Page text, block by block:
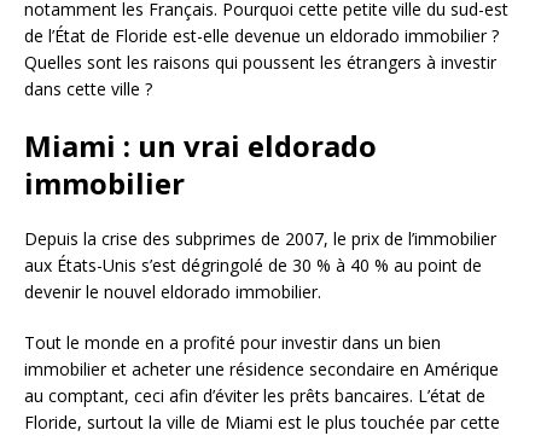
notamment les Français. Pourquoi cette petite ville du sud-est
de l’État de Floride est-elle devenue un eldorado immobilier ?
Quelles sont les raisons qui poussent les étrangers à investir
dans cette ville ?
Miami : un vrai eldorado
immobilier
Depuis la crise des subprimes de 2007, le prix de l’immobilier
aux États-Unis s’est dégringolé de 30 % à 40 % au point de
devenir le nouvel eldorado immobilier.
Tout le monde en a profité pour investir dans un bien
immobilier et acheter une résidence secondaire en Amérique
au comptant, ceci afin d’éviter les prêts bancaires. L’état de
Floride, surtout la ville de Miami est le plus touchée par cette